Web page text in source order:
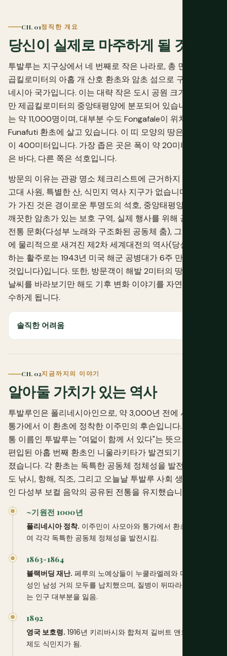
CH. 01정직한 개요
당신이 실제로 마주하게 될 것
투발루는 지구상에서 네 번째로 작은 나라로, 총 면적 26제
곱킬로미터의 아홉 개 산호 환초와 암초 섬으로 구성된 폴리
네시아 국가입니다. 이는 대략 작은 도시 공원 크기이며, 90
만 제곱킬로미터의 중앙태평양에 분포되어 있습니다. 인구
는 약 11,000명이며, 대부분 수도 Fongafale이 위치한
Funafuti 환초에 살고 있습니다. 이 띠 모양의 땅은 평균 폭
이 400미터입니다. 가장 좁은 곳은 폭이 약 20미터로, 한쪽
은 바다, 다른 쪽은 석호입니다.
방문의 이유는 관광 명소 체크리스트에 근거하지 않습니다.
고대 사원, 특별한 산, 식민지 역사 지구가 없습니다. 투발루
가 가진 것은 경이로운 투명도의 석호, 중앙태평양에서 가장
깨끗한 암초가 있는 보호 구역, 실제 행사를 위해 공연되는
전통 문화(다성부 노래와 구조화된 공동체 춤), 그리고 지형
에 물리적으로 새겨진 제2차 세계대전의 역사(당신이 착륙
하는 활주로는 1943년 미국 해군 공병대가 6주 만에 건설한
것입니다)입니다. 또한, 방문객이 해발 2미터의 땅에 서서
날씨를 바라보기만 해도 기후 변화 이야기를 자연스럽게 흡
수하게 됩니다.
솔직한 어려움
CH. 02지금까지의 이야기
알아둘 가치가 있는 역사
투발루인은 폴리네시아인으로, 약 3,000년 전에 사모아와
통가에서 이 환초에 정착한 이주민의 후손입니다. 그들의 전
통 이름인 투발루는 "여덟이 함께 서 있다"는 뜻으로, 나중에
편입된 아홉 번째 환초인 니울라키타가 발견되기 전에 붙여
졌습니다. 각 환초는 독특한 공동체 정체성을 발전시키면서
도 낚시, 항해, 직조, 그리고 오늘날 투발루 사회 생활의 중심
인 다성부 보컬 음악의 공유된 전통을 유지했습니다.
~기원전 1000년
폴리네시아 정착. 이주민이 사모아와 통가에서 환초에 정착하
여 각각 독특한 공동체 정체성을 발전시킴.
1863-1864
블랙버딩 재난. 페루의 노예상들이 누쿨라엘레와 다른 환초의
성인 남성 거의 모두를 납치했으며, 질병이 뒤따라 일부 환초
는 인구 대부분을 잃음.
1892
영국 보호령. 1916년 키리바시와 합쳐져 길버트 앤드 엘리스
제도 식민지가 됨.